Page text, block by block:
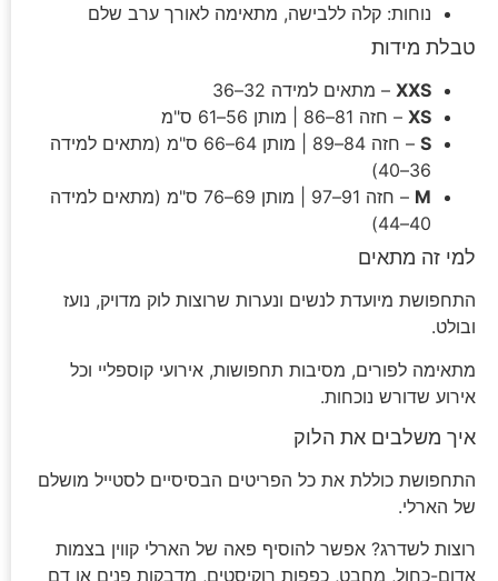
נוחות: קלה ללבישה, מתאימה לאורך ערב שלם
טבלת מידות
XXS – מתאים למידה 32–36
XS – חזה 81–86 | מותן 56–61 ס"מ
S
– חזה 84–89 | מותן 64–66 ס"מ (מתאים למידה
36–40)
M
– חזה 91–97 | מותן 69–76 ס"מ (מתאים למידה
40–44)
למי זה מתאים
התחפושת מיועדת לנשים ונערות שרוצות לוק מדויק, נועז
ובולט.
מתאימה לפורים, מסיבות תחפושות, אירועי קוספליי וכל
אירוע שדורש נוכחות.
איך משלבים את הלוק
התחפושת כוללת את כל הפריטים הבסיסיים לסטייל מושלם
של הארלי.
רוצות לשדרג? אפשר להוסיף פאה של הארלי קווין בצמות
אדום-כחול, מחבט, כפפות רוקיסטים, מדבקות פנים או דם